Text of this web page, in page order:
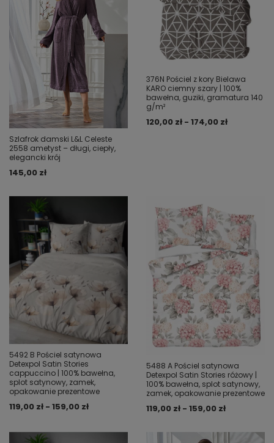
Szlafrok damski L&L Celeste
2558 ametyst – długi, ciepły,
elegancki krój
145,00 zł
376N Pościel z kory Bielawa
KARO ciemny szary | 100%
bawełna, guziki, gramatura 140
g/m²
120,00 zł - 174,00 zł
5492 B Pościel satynowa
Detexpol Satin Stories
cappuccino | 100% bawełna,
splot satynowy, zamek,
opakowanie prezentowe
119,00 zł - 159,00 zł
5488 A Pościel satynowa
Detexpol Satin Stories różowy |
100% bawełna, splot satynowy,
zamek, opakowanie prezentowe
119,00 zł - 159,00 zł